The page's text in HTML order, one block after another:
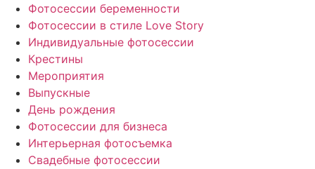
Фотосессии беременности
Фотосессии в стиле Love Story
Индивидуальные фотосессии
Крестины
Мероприятия
Выпускные
День рождения
Фотосессии для бизнеса
Интерьерная фотосъемка
Свадебные фотосессии